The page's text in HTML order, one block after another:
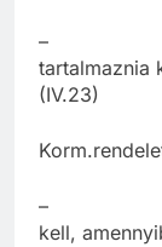
– A
tartalmaznia
(IV.23)
– A
kell,